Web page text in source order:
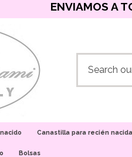
ENVIAMOS A
Canastilla para recién nacida
Bolsas